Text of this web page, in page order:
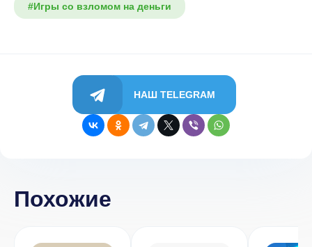
#Игры со взломом на деньги
НАШ TELEGRAM
Похожие